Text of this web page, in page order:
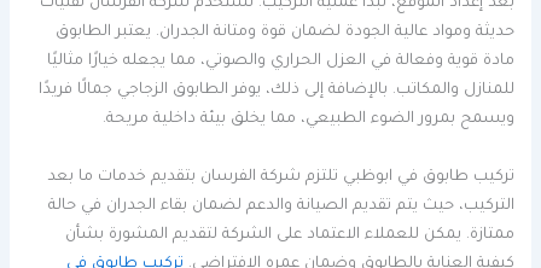
بعد إعداد الموقع، تبدأ عملية التركيب. تستخدم شركة الفرسان تقنيات
حديثة ومواد عالية الجودة لضمان قوة ومتانة الجدران. يعتبر الطابوق
مادة قوية وفعالة في العزل الحراري والصوتي، مما يجعله خيارًا مثاليًا
للمنازل والمكاتب. بالإضافة إلى ذلك، يوفر الطابوق الزجاجي جمالًا فريدًا
ويسمح بمرور الضوء الطبيعي، مما يخلق بيئة داخلية مريحة.
تركيب طابوق في ابوظبي تلتزم شركة الفرسان بتقديم خدمات ما بعد
التركيب، حيث يتم تقديم الصيانة والدعم لضمان بقاء الجدران في حالة
ممتازة. يمكن للعملاء الاعتماد على الشركة لتقديم المشورة بشأن
كيفية العناية بالطابوق وضمان عمره الافتراضي. تركيب طابوق في